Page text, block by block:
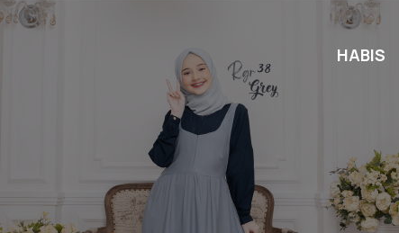
HABIS